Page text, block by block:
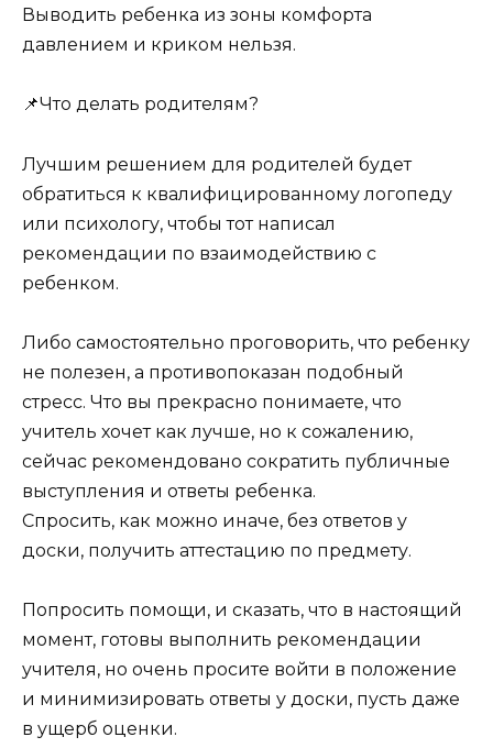
Выводить ребенка из зоны комфорта
давлением и криком нельзя.
📌Что делать родителям?
Лучшим решением для родителей будет
обратиться к квалифицированному логопеду
или психологу, чтобы тот написал
рекомендации по взаимодействию с
ребенком.
Либо самостоятельно проговорить, что ребенку
не полезен, а противопоказан подобный
стресс. Что вы прекрасно понимаете, что
учитель хочет как лучше, но к сожалению,
сейчас рекомендовано сократить публичные
выступления и ответы ребенка.
Спросить, как можно иначе, без ответов у
доски, получить аттестацию по предмету.
Попросить помощи, и сказать, что в настоящий
момент, готовы выполнить рекомендации
учителя, но очень просите войти в положение
и минимизировать ответы у доски, пусть даже
в ущерб оценки.